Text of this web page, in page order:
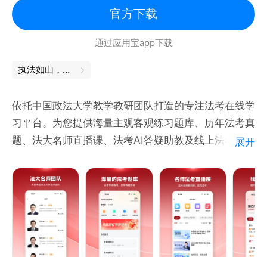
技术流名师视频详解,真实场景,高效冲关
法考法硕解题思路全面分享，理解领悟，一通百通；
四、大数据 学习报告
学习报告，提供高效复习建议
五.、听课做题 一站解决
在线直播课,名师互动，学习so easy~
法考法硕，课后问答，辅导团队陪你备考
支持缓存、回放，不懂得地方反复看
-----总有一种方式联系我-----
如果你喜欢我，请给我满分好评，我会继续加油！
官方下载
通过应用宝app下载
执法如山，舍我其谁
依托中国政法大学教学教研团队打造的专注法考在线学
习平台。为您提供海量主观客观练习题库、历年法考真
题、法大名师直播课、法考AI答疑助教及线上法考答疑
均来自法大名师授课，全程督学。
【法大名师】
法大法考的师资力量来自中国政法大学，具有丰富的法
考教学经验和实践经验。刑法-方鹏、刑诉-肖沛权、民
法-刘家安、民诉-杨秀清、行政法-兰燕卓、理论法-叶
展开